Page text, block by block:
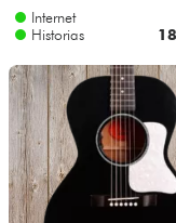
Internet
Historias